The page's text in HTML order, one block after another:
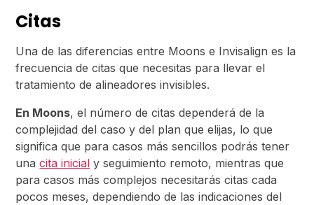
Citas
Una de las diferencias entre Moons e Invisalign es la
frecuencia de citas que necesitas para llevar el
tratamiento de alineadores invisibles.
En Moons, el número de citas dependerá de la
complejidad del caso y del plan que elijas, lo que
significa que para casos más sencillos podrás tener
unacita inicial y seguimiento remoto, mientras que
para casos más complejos necesitarás citas cada
pocos meses, dependiendo de las indicaciones del